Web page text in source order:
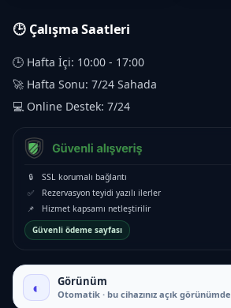
🕒 Çalışma Saatleri
🕒 Hafta İçi: 10:00 - 17:00
🚀 Hafta Sonu: 7/24 Sahada
💻 Online Destek: 7/24
🔒
SSL korumalı bağlantı
✅
Rezervasyon teyidi yazılı ilerler
📌
Hizmet kapsamı netleştirilir
Güvenli ödeme sayfası
◐ Görünüm
Otomatik · bu cihazınız açık görünümde